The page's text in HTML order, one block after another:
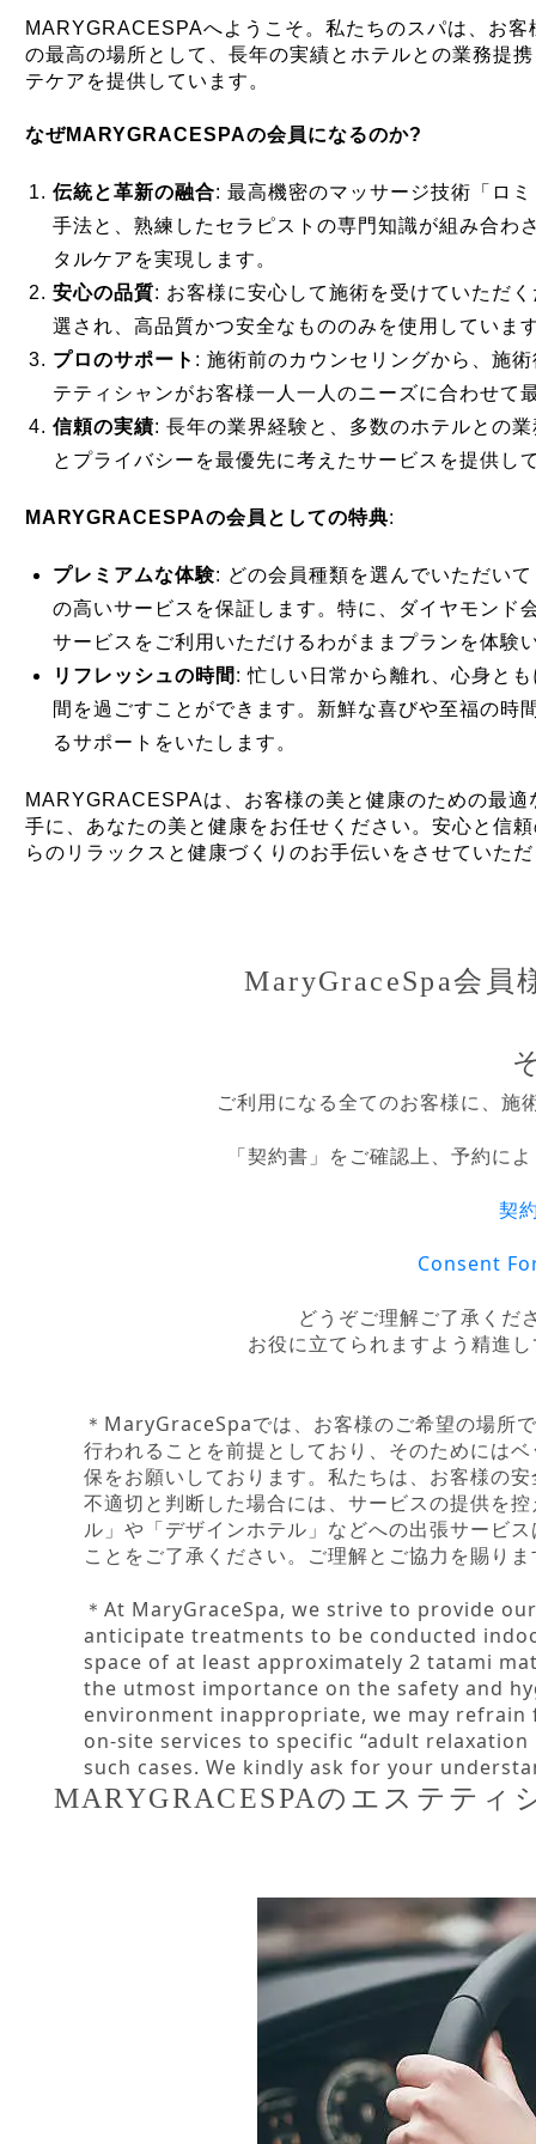
MARYGRACESPAへようこそ。私たちのスパは、お
の最高の場所として、長年の実績とホテルとの業務提
テケアを提供しています。
なぜMARYGRACESPAの会員になるのか?
伝統と革新の融合: 最高機密のマッサージ技術「ロ
手法と、熟練したセラピストの専門知識が組み合わ
タルケアを実現します。
安心の品質: お客様に安心して施術を受けていただ
選され、高品質かつ安全なもののみを使用していま
プロのサポート : 施術前のカウンセリングから、施
テティシャンがお客様一人一人のニーズに合わせて
信頼の実績: 長年の業界経験と、多数のホテルとの
とプライバシーを最優先に考えたサービスを提供し
MARYGRACESPAの会員としての特典:
プレミアムな体験: どの会員種類を選んでいただい
の高いサービスを保証します。特に、ダイヤモンド
サービスをご利用いただけるわがままプランを体験
リフレッシュの時間 : 忙しい日常から離れ、心身と
間を過ごすことができます。新鮮な喜びや至福の時
るサポートをいたします。
MARYGRACESPAは、お客様の美と健康のための最
手に、あなたの美と健康をお任せください。安心と信
らのリラックスと健康づくりのお手伝いをさせていた
MaryGraceSpa会員様出
ご利用になる全てのお客様に、施
「契約書」をご確認上、予約に
契
Consent
どうぞご理解ご了承くだ
お役に立てられますよう精進
＊MaryGraceSpaでは、お客様のご希望の場所
行われることを前提としており、そのためには
保をお願いしております。私たちは、お客様の
不適切と判断した場合には、サービスの提供を
ル」や「デザインホテル」などへの出張サービ
ことをご了承ください。ご理解とご協力を賜り
＊At MaryGraceSpa, we strive to provide
anticipate treatments to be conducted
space of at least approximately 2 tatami
the utmost importance on the safety and
environment inappropriate, we may
on-site services to specific “adult
such cases. We kindly ask for your
MARYGRACESPAのエステティ